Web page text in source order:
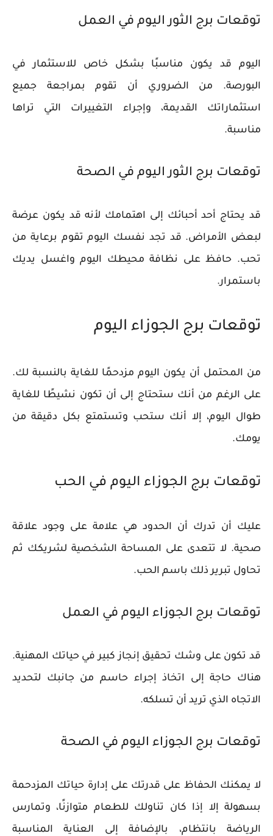
توقعات برج الثور اليوم في العمل
اليوم قد يكون مناسبًا بشكل خاص للاستثمار في
البورصة. من الضروري أن تقوم بمراجعة جميع
استثماراتك القديمة، وإجراء التغييرات التي تراها
مناسبة.
توقعات برج الثور اليوم في الصحة
قد يحتاج أحد أحبائك إلى اهتمامك لأنه قد يكون عرضة
لبعض الأمراض. قد تجد نفسك اليوم تقوم برعاية من
تحب. حافظ على نظافة محيطك اليوم واغسل يديك
باستمرار.
توقعات برج الجوزاء اليوم
من المحتمل أن يكون اليوم مزدحمًا للغاية بالنسبة لك.
على الرغم من أنك ستحتاج إلى أن تكون نشيطًا للغاية
طوال اليوم، إلا أنك ستحب وتستمتع بكل دقيقة من
يومك.
توقعات برج الجوزاء اليوم في الحب
عليك أن تدرك أن الحدود هي علامة على وجود علاقة
صحية. لا تتعدى على المساحة الشخصية لشريكك ثم
تحاول تبرير ذلك باسم الحب.
توقعات برج الجوزاء اليوم في العمل
قد تكون على وشك تحقيق إنجاز كبير في حياتك المهنية.
هناك حاجة إلى اتخاذ إجراء حاسم من جانبك لتحديد
الاتجاه الذي تريد أن تسلكه.
توقعات برج الجوزاء اليوم في الصحة
لا يمكنك الحفاظ على قدرتك على إدارة حياتك المزدحمة
بسهولة إلا إذا كان تناولك للطعام متوازنًا، وتمارس
الرياضة بانتظام، بالإضافة إلى العناية المناسبة